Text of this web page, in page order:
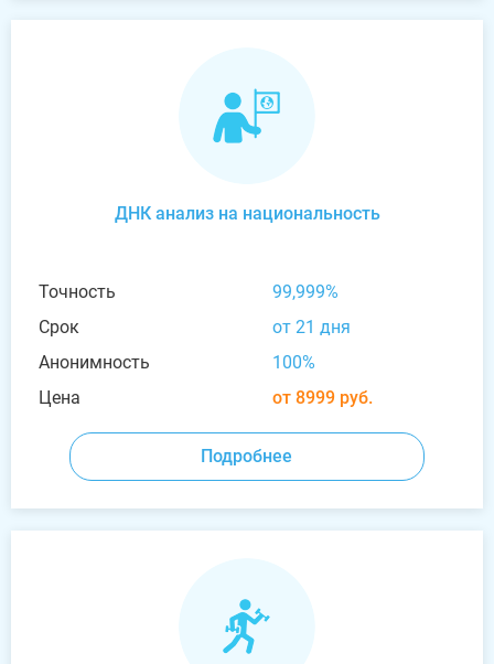
ДНК анализ на национальность
Точность
99,999%
Срок
от 21 дня
Анонимность
100%
Цена
от 8999 руб.
Подробнее